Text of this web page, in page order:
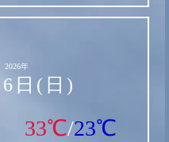
2026年
日(日)
33℃/23℃